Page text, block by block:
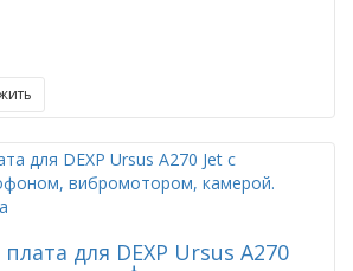
для DEXP Ursus A270